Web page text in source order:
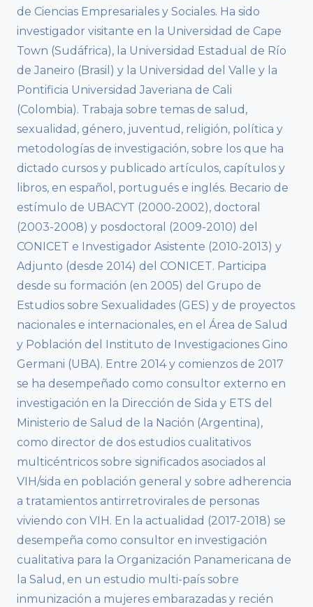
de Ciencias Empresariales y Sociales. Ha sido
investigador visitante en la Universidad de Cape
Town (Sudáfrica), la Universidad Estadual de Río
de Janeiro (Brasil) y la Universidad del Valle y la
Pontificia Universidad Javeriana de Cali
(Colombia). Trabaja sobre temas de salud,
sexualidad, género, juventud, religión, política y
metodologías de investigación, sobre los que ha
dictado cursos y publicado artículos, capítulos y
libros, en español, portugués e inglés. Becario de
estímulo de UBACYT (2000-2002), doctoral
(2003-2008) y posdoctoral (2009-2010) del
CONICET e Investigador Asistente (2010-2013) y
Adjunto (desde 2014) del CONICET. Participa
desde su formación (en 2005) del Grupo de
Estudios sobre Sexualidades (GES) y de proyectos
nacionales e internacionales, en el Área de Salud
y Población del Instituto de Investigaciones Gino
Germani (UBA). Entre 2014 y comienzos de 2017
se ha desempeñado como consultor externo en
investigación en la Dirección de Sida y ETS del
Ministerio de Salud de la Nación (Argentina),
como director de dos estudios cualitativos
multicéntricos sobre significados asociados al
VIH/sida en población general y sobre adherencia
a tratamientos antirretrovirales de personas
viviendo con VIH. En la actualidad (2017-2018) se
desempeña como consultor en investigación
cualitativa para la Organización Panamericana de
la Salud, en un estudio multi-país sobre
inmunización a mujeres embarazadas y recién